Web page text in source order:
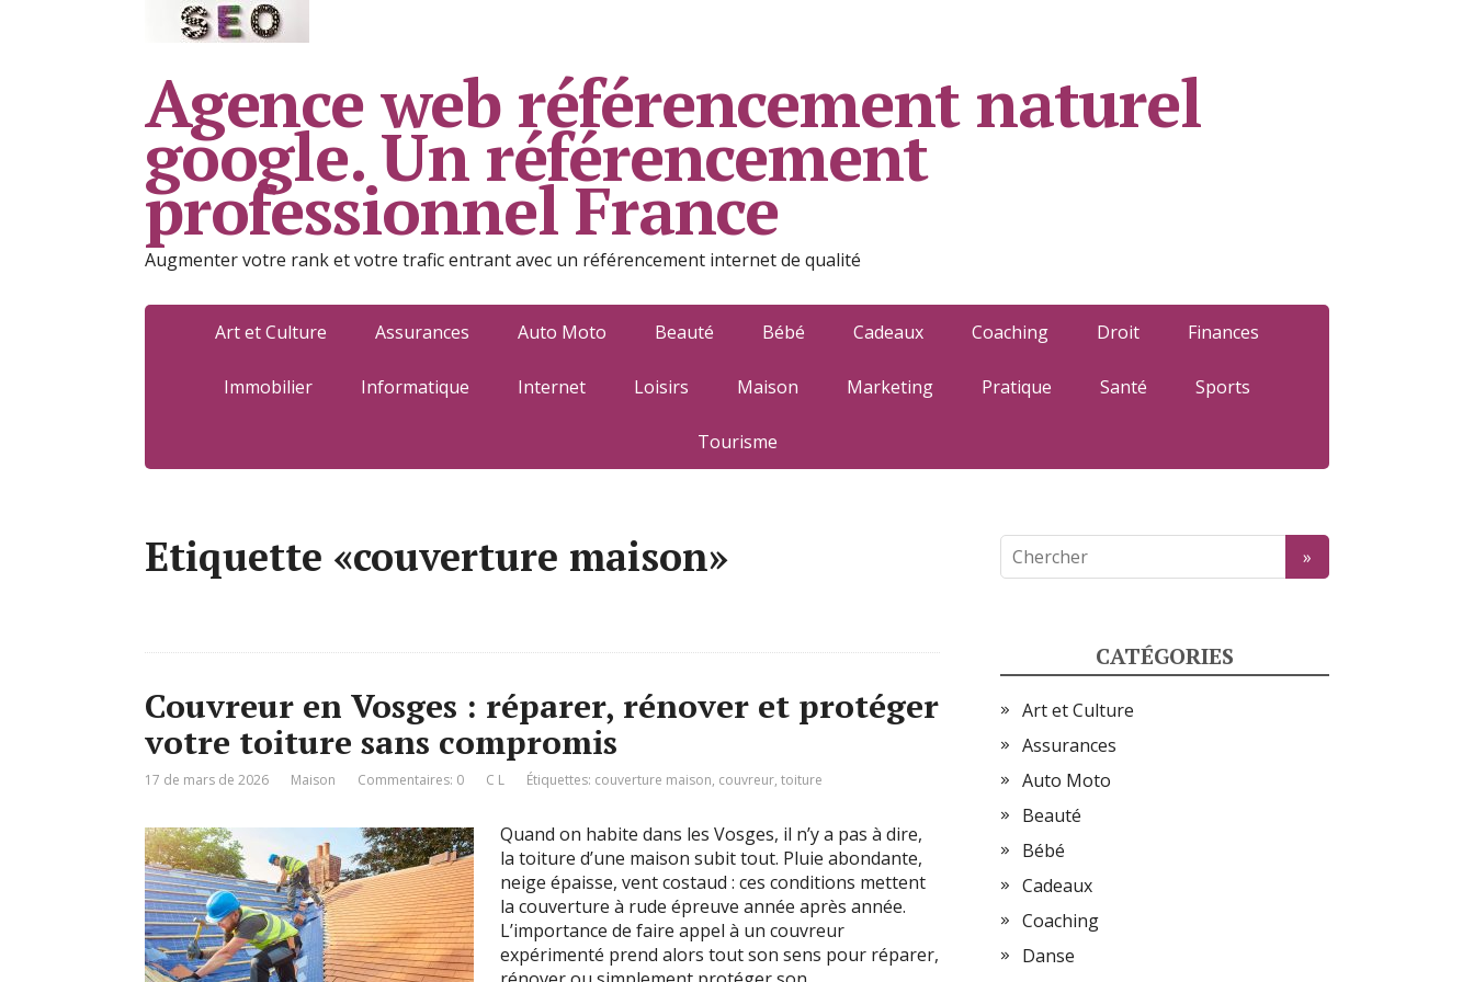
Agence web référencement naturel
google. Un référencement
professionnel France
Augmenter votre rank et votre trafic entrant avec un référencement internet de qualité
Art et Culture Assurances Auto Moto Beauté Bébé Cadeaux Coaching Droit Finances
Immobilier Informatique Internet Loisirs Maison Marketing Pratique Santé Sports
Tourisme
Etiquette «couverture maison»
Couvreur en Vosges : réparer, rénover et protéger
votre toiture sans compromis
17 de mars de 2026 Maison Commentaires: 0 C L Étiquettes: couverture maison, couvreur, toiture
Quand on habite dans les Vosges, il n’y a pas à dire,
la toiture d’une maison subit tout. Pluie abondante,
neige épaisse, vent costaud : ces conditions mettent
la couverture à rude épreuve année après année.
L’importance de faire appel à un couvreur
expérimenté prend alors tout son sens pour réparer,
CATÉGORIES
Art et Culture
Assurances
Auto Moto
Beauté
Bébé
Cadeaux
Coaching
Danse